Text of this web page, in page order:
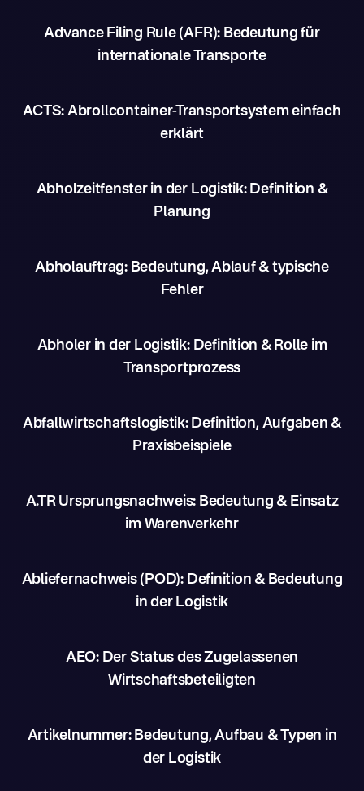
Advance Filing Rule (AFR): Bedeutung für
internationale Transporte
ACTS: Abrollcontainer-Transportsystem einfach
erklärt
Abholzeitfenster in der Logistik: Definition &
Planung
Abholauftrag: Bedeutung, Ablauf & typische
Fehler
Abholer in der Logistik: Definition & Rolle im
Transportprozess
Abfallwirtschaftslogistik: Definition, Aufgaben &
Praxisbeispiele
A.TR Ursprungsnachweis: Bedeutung & Einsatz
im Warenverkehr
Abliefernachweis (POD): Definition & Bedeutung
in der Logistik
AEO: Der Status des Zugelassenen
Wirtschaftsbeteiligten
Artikelnummer: Bedeutung, Aufbau & Typen in
der Logistik